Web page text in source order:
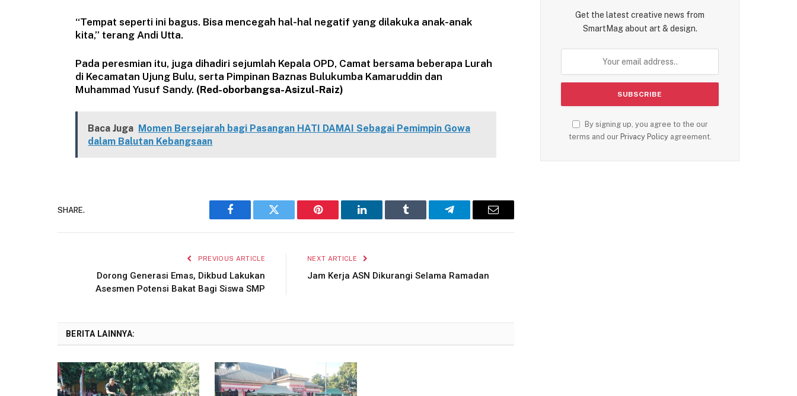
“Tempat seperti ini bagus. Bisa mencegah hal-hal negatif yang dilakuka anak-anak
kita,” terang Andi Utta.
Pada peresmian itu, juga dihadiri sejumlah Kepala OPD, Camat bersama beberapa Lurah
di Kecamatan Ujung Bulu, serta Pimpinan Baznas Bulukumba Kamaruddin dan
Muhammad Yusuf Sandy. (Red-oborbangsa-Asizul-Raiz)
Baca Juga Momen Bersejarah bagi Pasangan HATI DAMAI Sebagai Pemimpin Gowa
dalam Balutan Kebangsaan
SHARE.
Facebook Twitter Pinterest LinkedIn Tumblr Telegram Email
PREVIOUS ARTICLE
Dorong Generasi Emas, Dikbud Lakukan
Asesmen Potensi Bakat Bagi Siswa SMP
NEXT ARTICLE
Jam Kerja ASN Dikurangi Selama Ramadan
BERITA LAINNYA:
Get the latest creative news from
SmartMag about art & design.
By signing up, you agree to the our
terms and our Privacy Policyagreement.